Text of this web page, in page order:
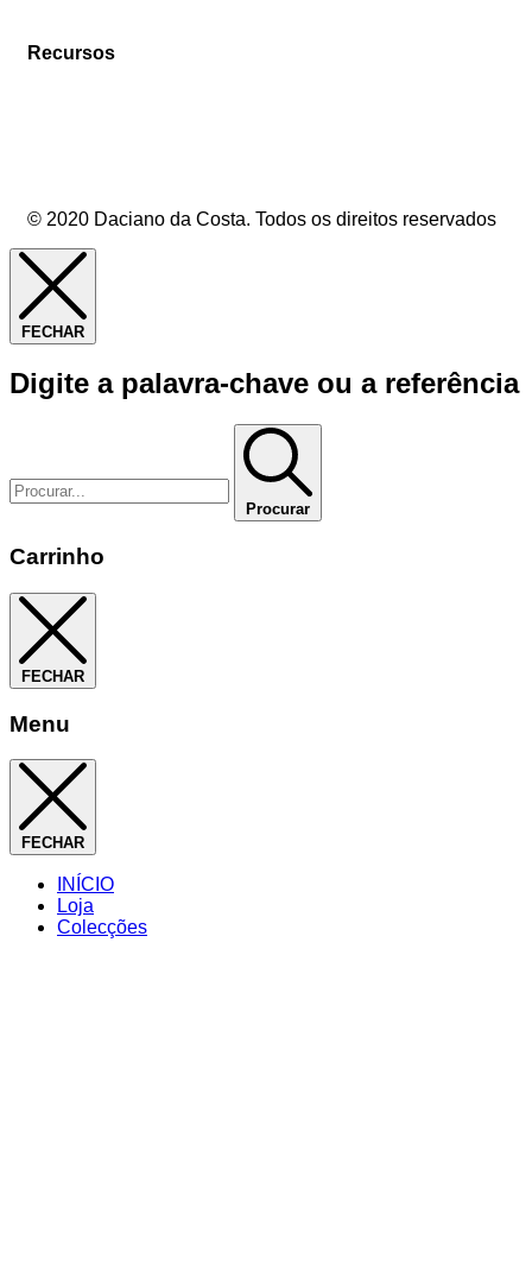
Recursos
© 2020 Daciano da Costa. Todos os direitos reservados
FECHAR
Digite a palavra-chave ou a referência
Procurar
Carrinho
FECHAR
Menu
FECHAR
INÍCIO
Loja
Colecções